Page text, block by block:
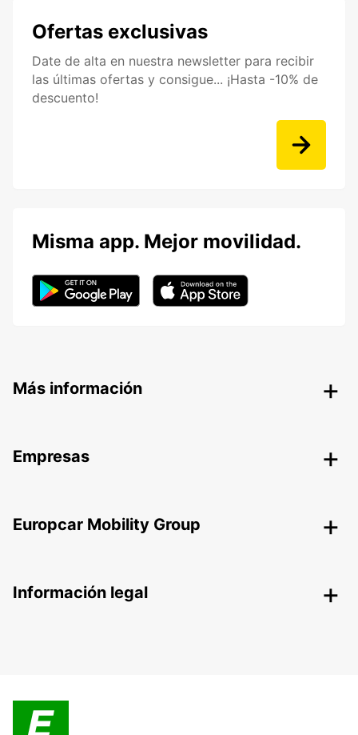
Ofertas exclusivas
Date de alta en nuestra newsletter para recibir
las últimas ofertas y consigue... ¡Hasta -10% de
descuento!
Misma app. Mejor movilidad.
Más información
Empresas
Europcar Mobility Group
Información legal